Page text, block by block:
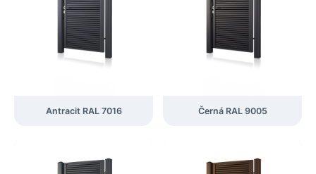
Antracit RAL 7016 Černá RAL 9005